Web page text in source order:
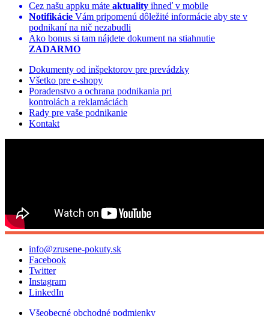
Cez našu appku máte aktuality ihneď v mobile
Notifikácie Vám pripomenú dôležité informácie aby ste v
podnikaní na nič nezabudli
Ako bonus si tam nájdete dokument na stiahnutie
ZADARMO
Dokumenty od inšpektorov pre prevádzky
Všetko pre e-shopy
Poradenstvo a ochrana podnikania pri
kontrolách a reklamáciách
Rady pre vaše podnikanie
Kontakt
info@zrusene-pokuty.sk
Facebook
Twitter
Instagram
LinkedIn
Všeobecné obchodné podmienky